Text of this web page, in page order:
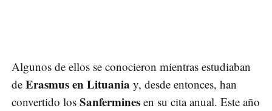
Algunos de ellos se conocieron mientras estudiaban
de Erasmus en Lituania y, desde entonces, han
convertido los Sanfermines en su cita anual. Este año